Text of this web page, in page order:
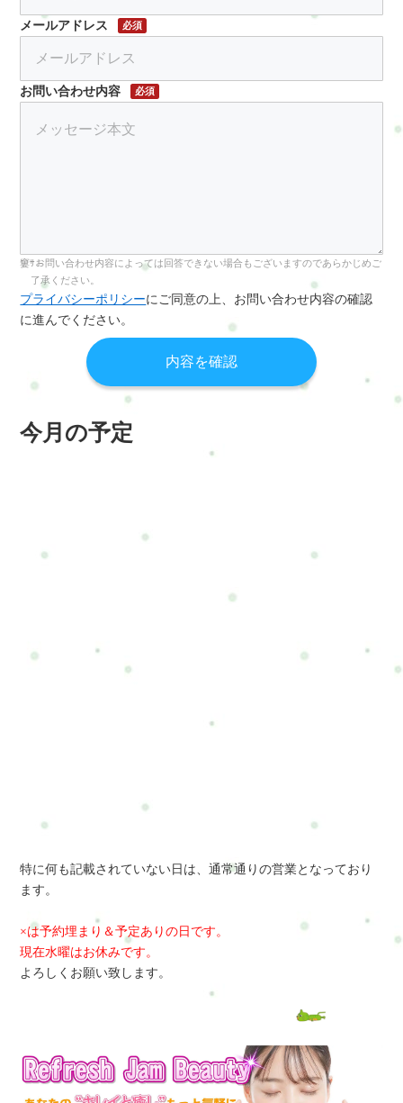
メールアドレス 必須
お問い合わせ内容 必須
お問い合わせ内容によっては回答できない場合もございますのであらかじめご
了承ください。
プライバシーポリシーにご同意の上、お問い合わせ内容の確認
に進んでください。
今月の予定
特に何も記載されていない日は、通常通りの営業となっており
ます。
×は予約埋まり＆予定ありの日です。
現在水曜はお休みです。
よろしくお願い致します。